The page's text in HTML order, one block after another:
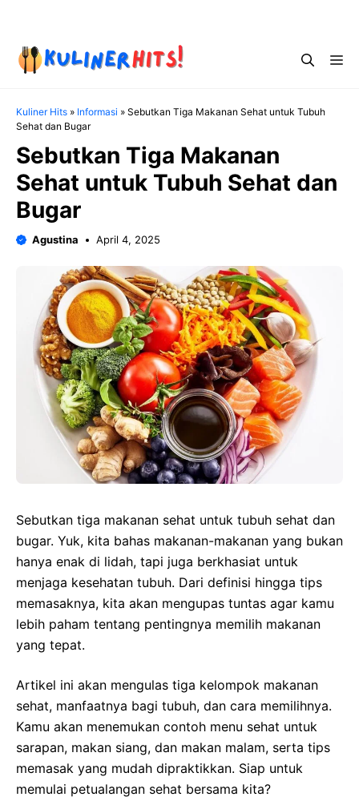
content
Kuliner Hits » Informasi » Sebutkan Tiga Makanan Sehat untuk Tubuh
Sehat dan Bugar
Sebutkan Tiga Makanan
Sehat untuk Tubuh Sehat dan
Bugar
Agustina April 4, 2025
Sebutkan tiga makanan sehat untuk tubuh sehat dan
bugar. Yuk, kita bahas makanan-makanan yang bukan
hanya enak di lidah, tapi juga berkhasiat untuk
menjaga kesehatan tubuh. Dari definisi hingga tips
memasaknya, kita akan mengupas tuntas agar kamu
lebih paham tentang pentingnya memilih makanan
yang tepat.
Artikel ini akan mengulas tiga kelompok makanan
sehat, manfaatnya bagi tubuh, dan cara memilihnya.
Kamu akan menemukan contoh menu sehat untuk
sarapan, makan siang, dan makan malam, serta tips
memasak yang mudah dipraktikkan. Siap untuk
memulai petualangan sehat bersama kita?